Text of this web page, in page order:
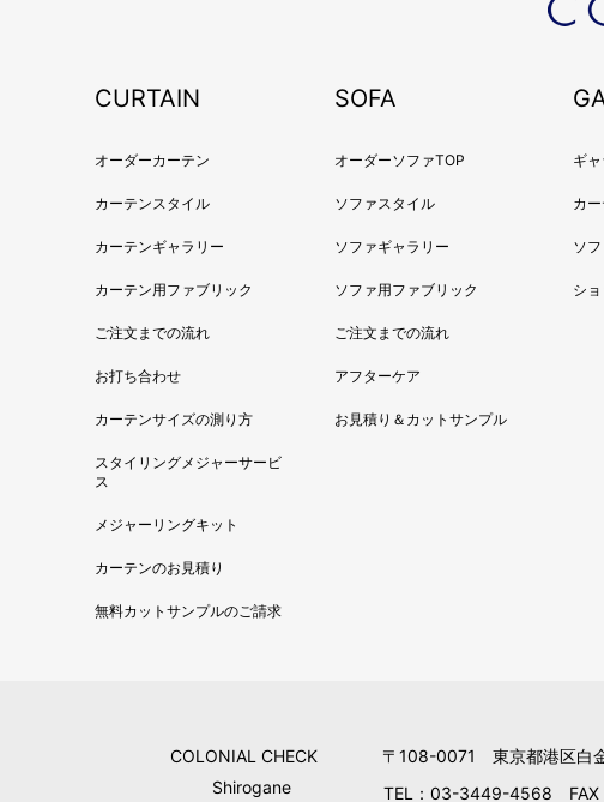
CURTAIN
オーダーカーテン
カーテンスタイル
カーテンギャラリー
カーテン用ファブリック
ご注文までの流れ
お打ち合わせ
カーテンサイズの測り方
スタイリングメジャーサービ
ス
メジャーリングキット
カーテンのお見積り
無料カットサンプルのご請求
SOFA
オーダーソファTOP
ソファスタイル
ソファギャラリー
ソファ用ファブリック
ご注文までの流れ
アフターケア
お見積り＆カットサンプル
ギ
カ
ソ
シ
COLONIAL CHECK
Shirogane
〒108-0071 東京都港区白
TEL：03-3449-4568